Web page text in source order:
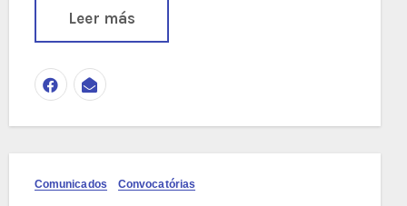
Leer más
Comunicados Convocatórias